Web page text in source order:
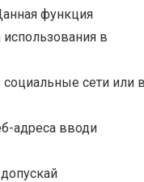
функция
в
сети или
адреса вводи